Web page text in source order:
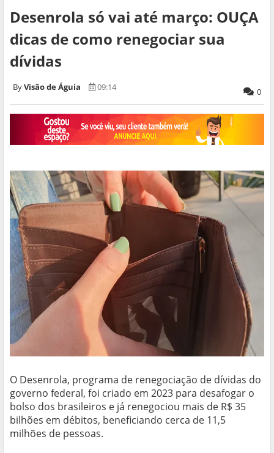
Desenrola só vai até março: OUÇA
dicas de como renegociar sua
dívidas
Visão de Águia 09:14 0
O Desenrola, programa de renegociação de dívidas do
governo federal, foi criado em 2023 para desafogar o
bolso dos brasileiros e já renegociou mais de R$ 35
bilhões em débitos, beneficiando cerca de 11,5
milhões de pessoas.